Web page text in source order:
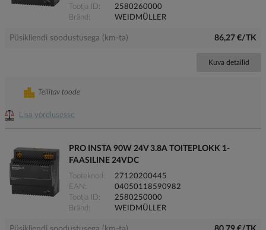
Tootja ID
2580260000
Bränd
WEIDMÜLLER
Püsikliendi soodustusega (km-ta) 86,27 €/TK
Kuva detailid
Lisa võrdlusesse
Tellitav toode
PRO INSTA 90W 24V 3.8A TOITEPLOKK 1-
FAASILINE 24VDC
Tootekood
27120200445
EAN
04050118590982
Tootja ID
2580250000
Bränd
WEIDMÜLLER